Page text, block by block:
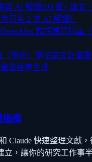
與 AI 解讀200 萬+ 論文
員有 2 次 AI 解讀）
OpenAlex 跨領域資料庫
學術） 學位論文計畫
書逐章生成
指南
Claude 快速整理文獻
立，讓你的研究工作事